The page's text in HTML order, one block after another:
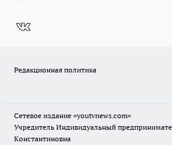
Редакционная политика
Сетевое издание «youtvnews.com»
Учредитель Индивидуальный
Константиновна